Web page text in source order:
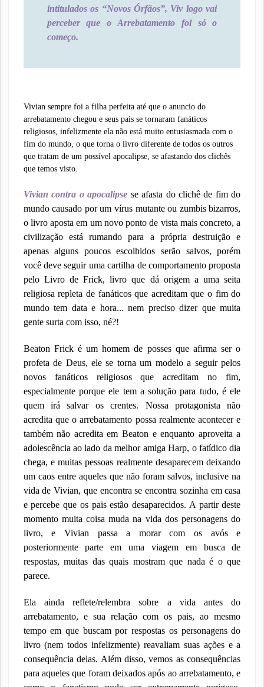
intitulados os “Novos Órfãos”, Viv logo vai
perceber que o Arrebatamento foi só o
começo.
Vivian sempre foi a filha perfeita até que o anuncio do
arrebatamento chegou e seus pais se tornaram fanáticos
religiosos, infelizmente ela não está muito entusiasmada com o
fim do mundo, o que torna o livro diferente de todos os outros
que tratam de um possível apocalipse, se afastando dos clichês
que temos visto.
Vivian contra o apocalipse se afasta do clichê de fim do
mundo causado por um vírus mutante ou zumbis bizarros,
o livro aposta em um novo ponto de vista mais concreto, a
civilização está rumando para a própria destruição e
apenas alguns poucos escolhidos serão salvos, porém
você deve seguir uma cartilha de comportamento proposta
pelo Livro de Frick, livro que dá origem a uma seita
religiosa repleta de fanáticos que acreditam que o fim do
mundo tem data e hora... nem preciso dizer que muita
gente surta com isso, né?!
Beaton Frick é um homem de posses que afirma ser o
profeta de Deus, ele se torna um modelo a seguir pelos
novos fanáticos religiosos que acreditam no fim,
especialmente porque ele tem a solução para tudo, é ele
quem irá salvar os crentes. Nossa protagonista não
acredita que o arrebatamento possa realmente acontecer e
também não acredita em Beaton e enquanto aproveita a
adolescência ao lado da melhor amiga Harp, o fatídico dia
chega, e muitas pessoas realmente desaparecem deixando
um caos entre aqueles que não foram salvos, inclusive na
vida de Vivian, que encontra se encontra sozinha em casa
e percebe que os pais estão desaparecidos. A partir deste
momento muita coisa muda na vida dos personagens do
livro, e Vivian passa a morar com os avós e
posteriormente parte em uma viagem em busca de
respostas, muitas das quais mostram que nada é o que
parece.
Ela ainda reflete/relembra sobre a vida antes do
arrebatamento, e sua relação com os pais, ao mesmo
tempo em que buscam por respostas os personagens do
livro (nem todos infelizmente) reavaliam suas ações e a
consequência delas. Além disso, vemos as consequências
para aqueles que foram deixados após ao arrebatamento, e